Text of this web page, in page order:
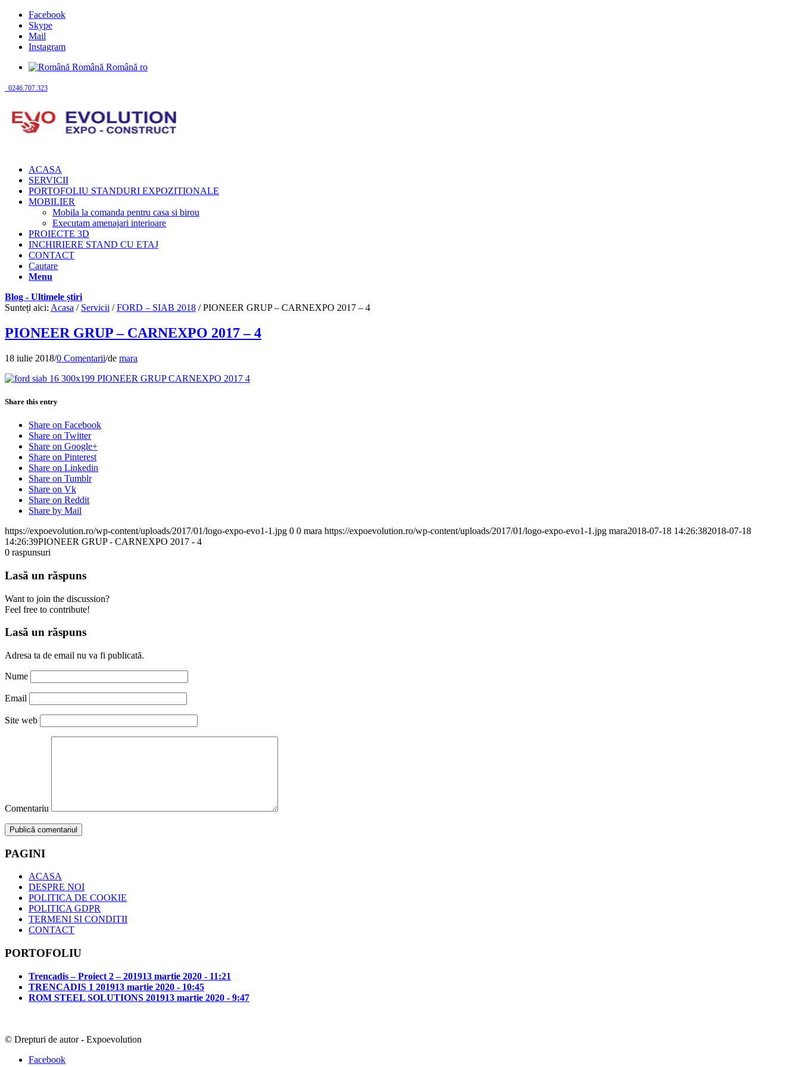
Facebook
Skype
Mail
Instagram
Română Română ro
0246.707.323
ACASA
SERVICII
PORTOFOLIU STANDURI EXPOZITIONALE
MOBILIER
Mobila la comanda pentru casa si birou
Executam amenajari interioare
PROIECTE 3D
INCHIRIERE STAND CU ETAJ
CONTACT
Cautare
Menu
Blog - Ultimele știri
Sunteți aici: Acasa / Servicii / FORD – SIAB 2018 / PIONEER GRUP – CARNEXPO 2017 – 4
PIONEER GRUP – CARNEXPO 2017 – 4
18 iulie 2018/0 Comentarii/de mara
Share this entry
Share on Facebook
Share on Twitter
Share on Google+
Share on Pinterest
Share on Linkedin
Share on Tumblr
Share on Vk
Share on Reddit
Share by Mail
https://expoevolution.ro/wp-content/uploads/2017/01/logo-expo-evo1-1.jpg 0 0 mara https://expoevolution.ro/wp-content/uploads/2017/01/logo-expo-evo1-1.jpg mara2018-07-18 14:26:382018-07-18
14:26:39PIONEER GRUP - CARNEXPO 2017 - 4
0 raspunsuri
Lasă un răspuns
Want to join the discussion?
Feel free to contribute!
Lasă un răspuns
Adresa ta de email nu va fi publicată.
Nume
Email
Site web
Comentariu
PAGINI
ACASA
DESPRE NOI
POLITICA DE COOKIE
POLITICA GDPR
TERMENI SI CONDITII
CONTACT
PORTOFOLIU
Trencadis – Proiect 2 – 201913 martie 2020 - 11:21
TRENCADIS 1 201913 martie 2020 - 10:45
ROM STEEL SOLUTIONS 201913 martie 2020 - 9:47
© Drepturi de autor - Expoevolution
Facebook